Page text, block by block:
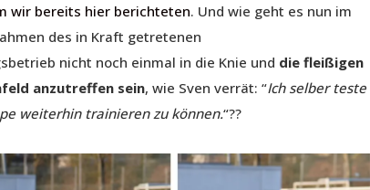
wir bereits hier berichteten. Und wie geht es nun im
des in Kraft getretenen
nicht noch einmal in die Knie und die fleißigen
anzutreffen sein, wie Sven verrät: “Ich selber teste
weiterhin trainieren zu können.“??